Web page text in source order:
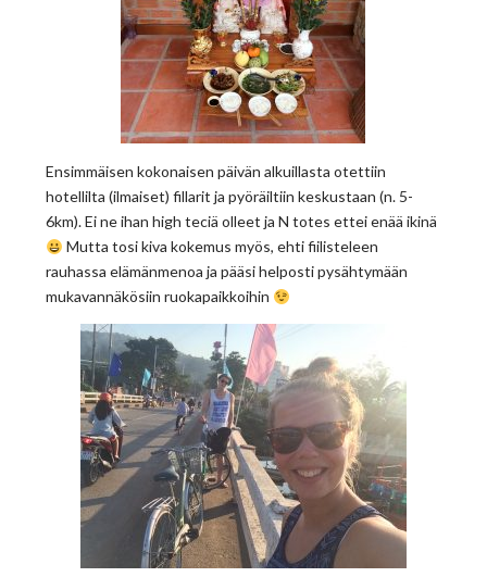
Ensimmäisen kokonaisen päivän alkuillasta otettiin
hotellilta (ilmaiset) fillarit ja pyöräiltiin keskustaan (n. 5-
6km). Ei ne ihan high teciä olleet ja N totes ettei enää ikinä
Mutta tosi kiva kokemus myös, ehti fiilisteleen
rauhassa elämänmenoa ja pääsi helposti pysähtymään
mukavannäkösiin ruokapaikkoihin